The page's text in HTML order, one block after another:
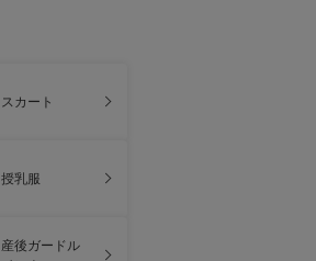
スカート
授乳服
産後ガードル